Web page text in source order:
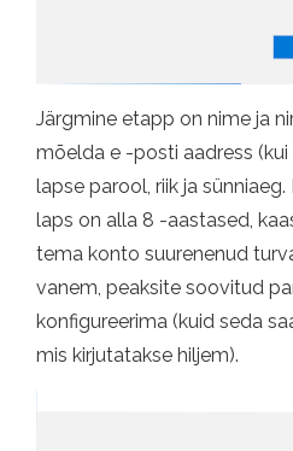
Järgmine etapp on nime ja
mõelda e -posti aadress
lapse parool, riik ja
laps on alla 8 -aastased,
tema konto suurenenud
vanem, peaksite soovitud
konfigureerima (kuid seda
mis kirjutatakse hiljem).